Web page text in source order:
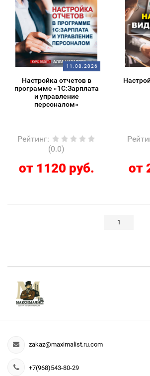
11.08.2026
Настройка отчетов в
программе «1С:Зарплата
и управление
персоналом»
Рейтинг:
(0.0)
от 1120 руб. от
1
zakaz@maximalist.ru.com
+7(968)543-80-29